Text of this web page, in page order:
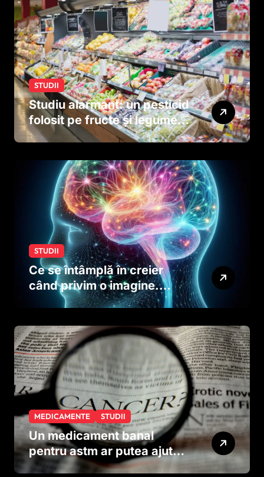
STUDII
Studiu alarmant: un pesticid
folosit pe fructe și legume
ar putea afecta dezvoltarea
dinainte de naștere
STUDII
Ce se întâmplă în creier
când privim o imagine.
Studiul care explică rolul
MEDICAMENTE STUDII
Un medicament banal
pentru astm ar putea ajuta
în lupta împotriva